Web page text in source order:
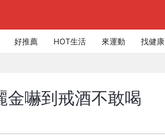
好推薦 HOT生活 來運動 找健康
金嚇到戒酒不敢喝